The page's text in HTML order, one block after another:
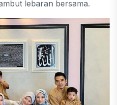
lebaran bersama.